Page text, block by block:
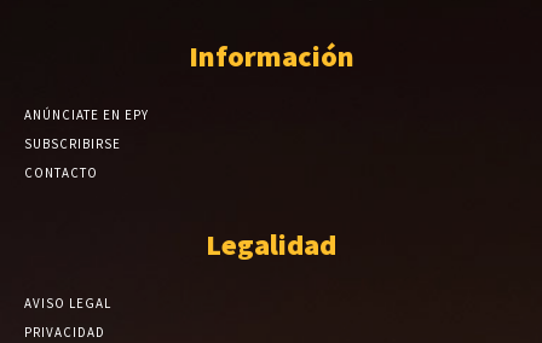
Información
ANÚNCIATE EN EPY
SUBSCRIBIRSE
CONTACTO
Legalidad
AVISO LEGAL
PRIVACIDAD